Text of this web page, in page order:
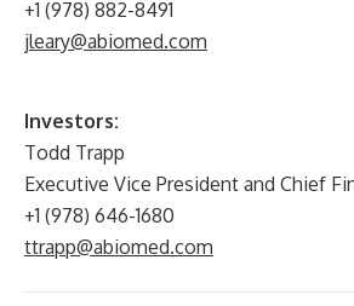
+1 (978) 882-8491
jleary@abiomed.com
Investors:
Todd Trapp
Executive Vice President and Chief
+1 (978) 646-1680
ttrapp@abiomed.com